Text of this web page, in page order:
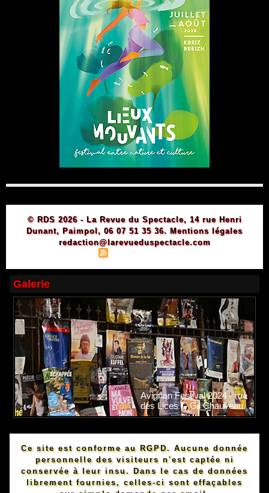
© RDS 2026 - La Revue du Spectacle, 14 rue Henri
Dunant, Paimpol, 06 07 51 35 36. Mentions légales
redaction@larevueduspectacle.com
Galerie
Avignon Festival 2024 - rue
des Lices © Gil Chauveau.
Ce site est conforme au RGPD. Aucune donnée
personnelle des visiteurs n'est captée ni
conservée à leur insu. Dans le cas de données
librement fournies, celles-ci sont effaçables